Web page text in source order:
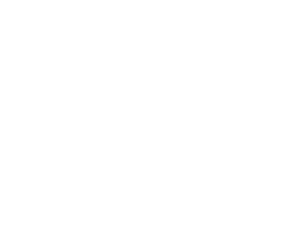
paiements et des
SAUSHEIM :
ET